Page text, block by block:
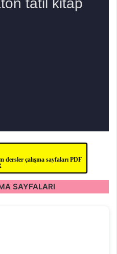
dersler çalışma sayfaları PDF
SAYFALARI